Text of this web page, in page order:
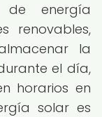
de energía
renovables,
la
el día,
horarios en
solar es